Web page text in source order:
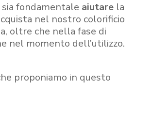
sia fondamentale aiutare la
nel nostro colorificio
oltre che nella fase di
nel momento dell’utilizzo.
proponiamo in questo